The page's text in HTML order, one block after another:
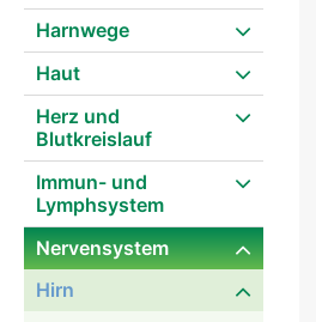
Harnwege
Haut
Herz und
Blutkreislauf
Immun- und
Lymphsystem
Nervensystem
Hirn